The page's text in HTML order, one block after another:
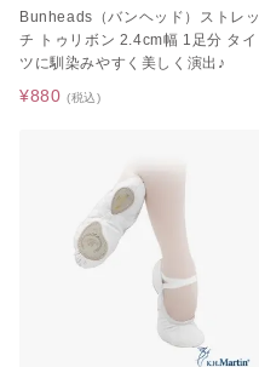
Bunheads（バンヘッド）ストレッ
チ トゥリボン 2.4cm幅 1足分 タイ
ツに馴染みやすく美しく演出♪
¥880 (税込)